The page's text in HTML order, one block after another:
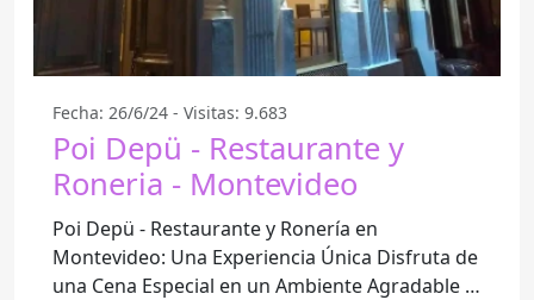
Fecha: 26/6/24 - Visitas: 9.683
Poi Depü - Restaurante y
Roneria - Montevideo
Poi Depü - Restaurante y Ronería en
Montevideo: Una Experiencia Única Disfruta de
una Cena Especial en un Ambiente Agradable Si